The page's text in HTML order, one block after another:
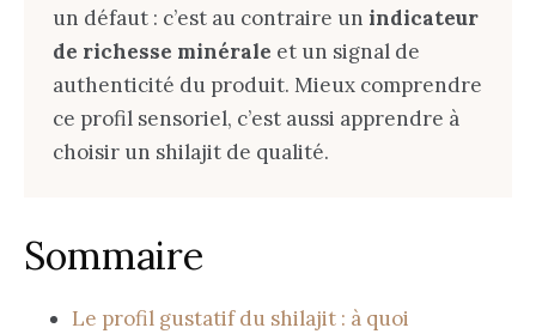
un défaut : c’est au contraire un indicateur
de richesse minérale et un signal de
authenticité du produit. Mieux comprendre
ce profil sensoriel, c’est aussi apprendre à
choisir un shilajit de qualité.
Sommaire
Le profil gustatif du shilajit : à quoi